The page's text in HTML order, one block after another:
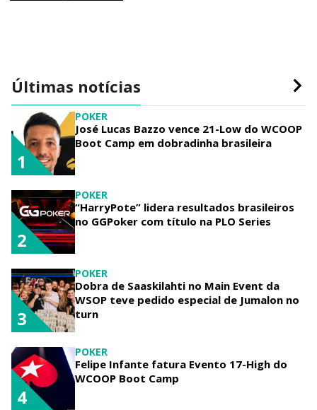
Últimas notícias
POKER
José Lucas Bazzo vence 21-Low do WCOOP
Boot Camp em dobradinha brasileira
1
POKER
“HarryPote” lidera resultados brasileiros
no GGPoker com título na PLO Series
2
POKER
Dobra de Saaskilahti no Main Event da
WSOP teve pedido especial de Jumalon no
turn
3
POKER
Felipe Infante fatura Evento 17-High do
WCOOP Boot Camp
4